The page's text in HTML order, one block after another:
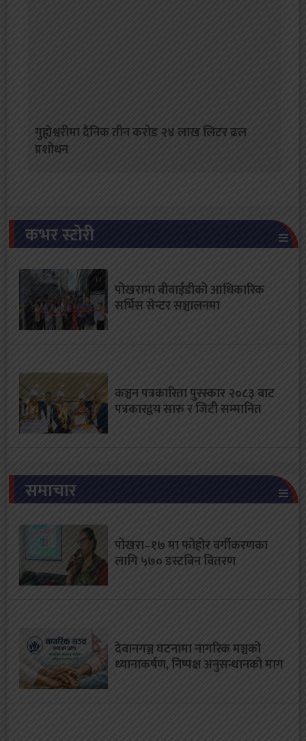
गुह्येश्वरीमा दैनिक तीन करोड २४ लाख लिटर ढल
प्रशोधन
कभर स्टोरी
पोखरामा बीवाईडीको आधिकारिक
सर्भिस सेन्टर सञ्चालनमा
कञ्चन पत्रकारिता पुरस्कार २०८३ बाट
पत्रकारद्वय सारु र जिटी सम्मानित
समाचार
पोखरा–१७ मा फोहोर वर्गीकरणका
लागि ५७० डस्टबिन वितरण
देवानगञ्ज घटनामा नागरिक मञ्चको
ध्यानाकर्षण, निष्पक्ष अनुसन्धानको माग